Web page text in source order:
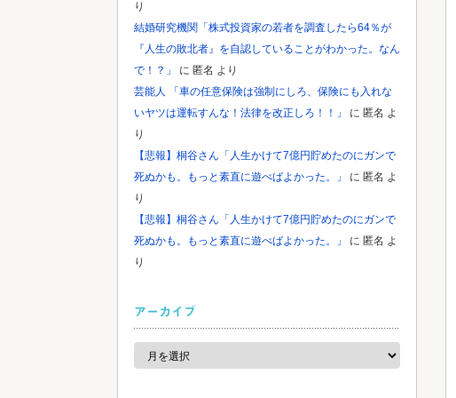
り
結婚研究機関「株式投資家の若者を調査したら64％が
『人生の敗北者』を自認していることがわかった。なん
で！？」
に 匿名 より
芸能人 「車の任意保険は強制にしろ、保険にも入れな
いヤツは運転すんな！法律を改正しろ！！」
に 匿名 よ
り
【悲報】桐谷さん「人生かけて7億円貯めたのにガンで
死ぬかも。もっと素直に遊べばよかった。」
に 匿名 よ
り
【悲報】桐谷さん「人生かけて7億円貯めたのにガンで
死ぬかも。もっと素直に遊べばよかった。」
に 匿名 よ
り
アーカイブ
ア
カ